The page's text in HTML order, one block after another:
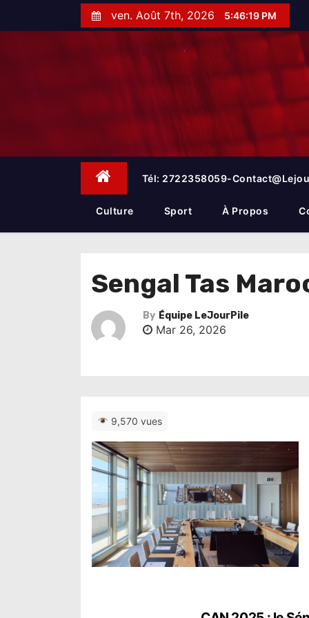
t
ven. Août 7th, 2026 5:46:19 PM
Tél: 2722358059-
Culture Sport À Propos
Sengal Tas
By Équipe LeJourPile
Mar 26, 2026
9,570 vues